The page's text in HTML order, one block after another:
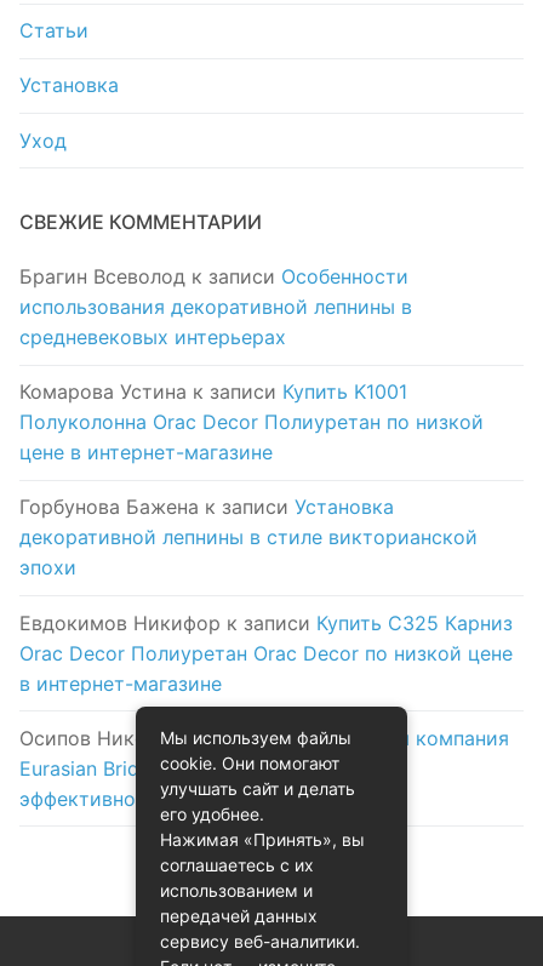
Статьи
Установка
Уход
СВЕЖИЕ КОММЕНТАРИИ
Брагин Всеволод к записи Особенности
использования декоративной лепнины в
средневековых интерьерах
Комарова Устина к записи Купить K1001
Полуколонна Orac Decor Полиуретан по низкой
цене в интернет-магазине
Горбунова Бажена к записи Установка
декоративной лепнины в стиле викторианской
эпохи
Евдокимов Никифор к записи Купить C325 Карниз
Orac Decor Полиуретан Orac Decor по низкой цене
в интернет-магазине
Осипов Николак записиЛогистическая компания
Eurasian Bridge в Астане: надежность и
эффективность на первом месте
Мы используем файлы
cookie. Они помогают
улучшать сайт и делать
его удобнее.
Нажимая «Принять», вы
соглашаетесь с их
использованием и
передачей данных
сервису веб-аналитики.